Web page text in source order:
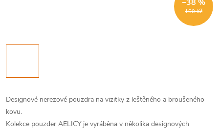
160 Kč
–38 %
Designové nerezové pouzdra na vizitky z leštěného a broušeného
kovu.
Kolekce pouzder AELICY je vyráběna v několika designových